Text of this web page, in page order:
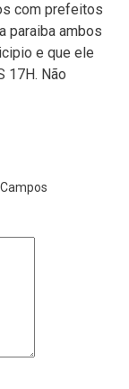
com prefeitos
paraiba ambos
e que ele
17H. Não
Campos